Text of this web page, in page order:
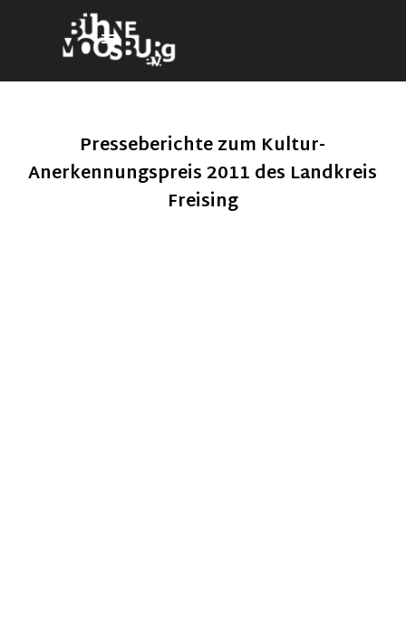
Menü überspringen
Presseberichte zum Kultur-
Anerkennungspreis 2011 des Landkreis
Freising